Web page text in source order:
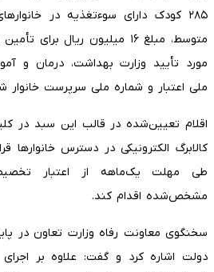
۲۸۵ کودک دارای سوءتغذیه در
متوسط، مبلغ ۱۶ میلیون ریال
مورد تأیید وزارت بهداشت، درمان و
ملی اعتبار و شماره ملی سرپرست
اقلام تعیین‌شده در قالب این سبد در
کالابرگ الکترونیکی در دسترس خانوارها
طی مهلت یک‌ماهه از اعتبار
مشخص‌شده اقدام کند.
سخنگوی معاونت رفاه وزارت تعاون در